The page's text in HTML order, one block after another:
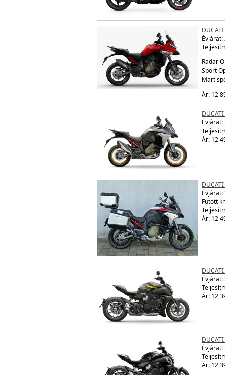
Évjárat:
Radar
Sport
Mart
Ár: 12
Évjárat:
Ár: 12
Évjárat:
Futott
Ár: 12
Évjárat:
Ár: 12
Évjárat:
Ár: 12